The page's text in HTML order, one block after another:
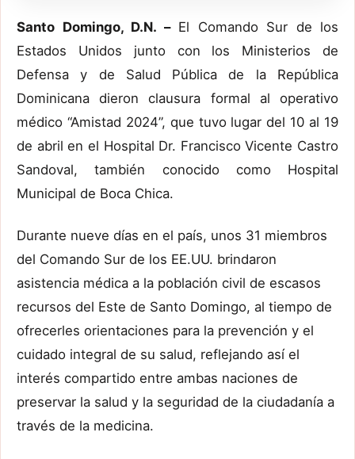
Santo Domingo, D.N. –El Comando Sur de los
Estados Unidos junto con los Ministerios de
Defensa y de Salud Pública de la República
Dominicana dieron clausura formal al operativo
médico “Amistad 2024”, que tuvo lugar del 10 al 19
de abril en el Hospital Dr. Francisco Vicente Castro
Sandoval, también conocido como Hospital
Municipal de Boca Chica.
Durante nueve días en el país, unos 31 miembros
del Comando Sur de los EE.UU. brindaron
asistencia médica a la población civil de escasos
recursos del Este de Santo Domingo, al tiempo de
ofrecerles orientaciones para la prevención y el
cuidado integral de su salud, reflejando así el
interés compartido entre ambas naciones de
preservar la salud y la seguridad de la ciudadanía a
través de la medicina.